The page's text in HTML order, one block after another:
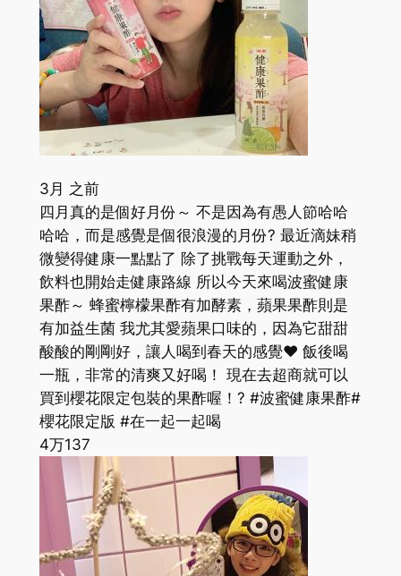
3月 之前
四月真的是個好月份～ 不是因為有愚人節哈哈
哈哈，而是感覺是個很浪漫的月份? 最近滴妹稍
微變得健康一點點了 除了挑戰每天運動之外，
飲料也開始走健康路線 所以今天來喝波蜜健康
果酢～ 蜂蜜檸檬果酢有加酵素，蘋果果酢則是
有加益生菌 我尤其愛蘋果口味的，因為它甜甜
酸酸的剛剛好，讓人喝到春天的感覺❤️ 飯後喝
一瓶，非常的清爽又好喝！ 現在去超商就可以
買到櫻花限定包裝的果酢喔！? #波蜜健康果酢#
櫻花限定版 #在一起一起喝
4万137